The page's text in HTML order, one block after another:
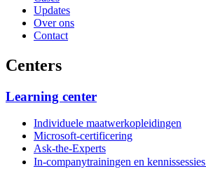
Updates
Over ons
Contact
Centers
Learning center
Individuele maatwerkopleidingen
Microsoft-certificering
Ask-the-Experts
In-companytrainingen en kennissessies